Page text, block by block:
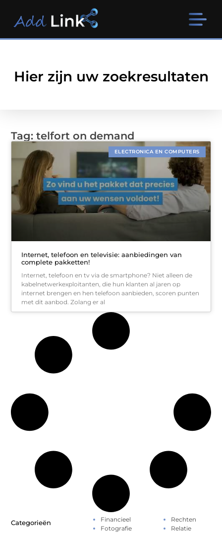
Hier zijn uw zoekresultaten
Tag: telfort on demand
ELECTRONICA EN COMPUTERS
Internet, telefoon en televisie: aanbiedingen van
complete pakketten!
Internet, telefoon en tv via de smartphone? Niet alleen de
kabelnetwerkexploitanten, die hun klanten al jaren op
internet brengen en hen telefoon aanbieden, scoren punten
met dit aanbod. Zolang er al
Categorieën
Financieel
Fotografie
Rechten
Relatie